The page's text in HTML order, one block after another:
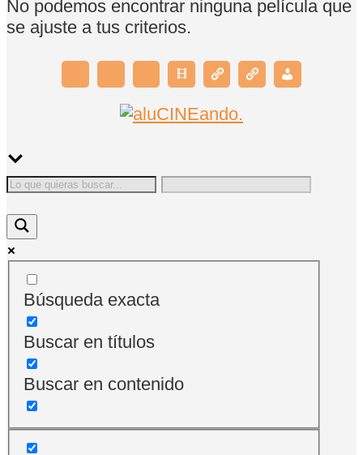
No podemos encontrar ninguna película que
se ajuste a tus criterios.
Búsqueda exacta
Buscar en títulos
Buscar en contenido